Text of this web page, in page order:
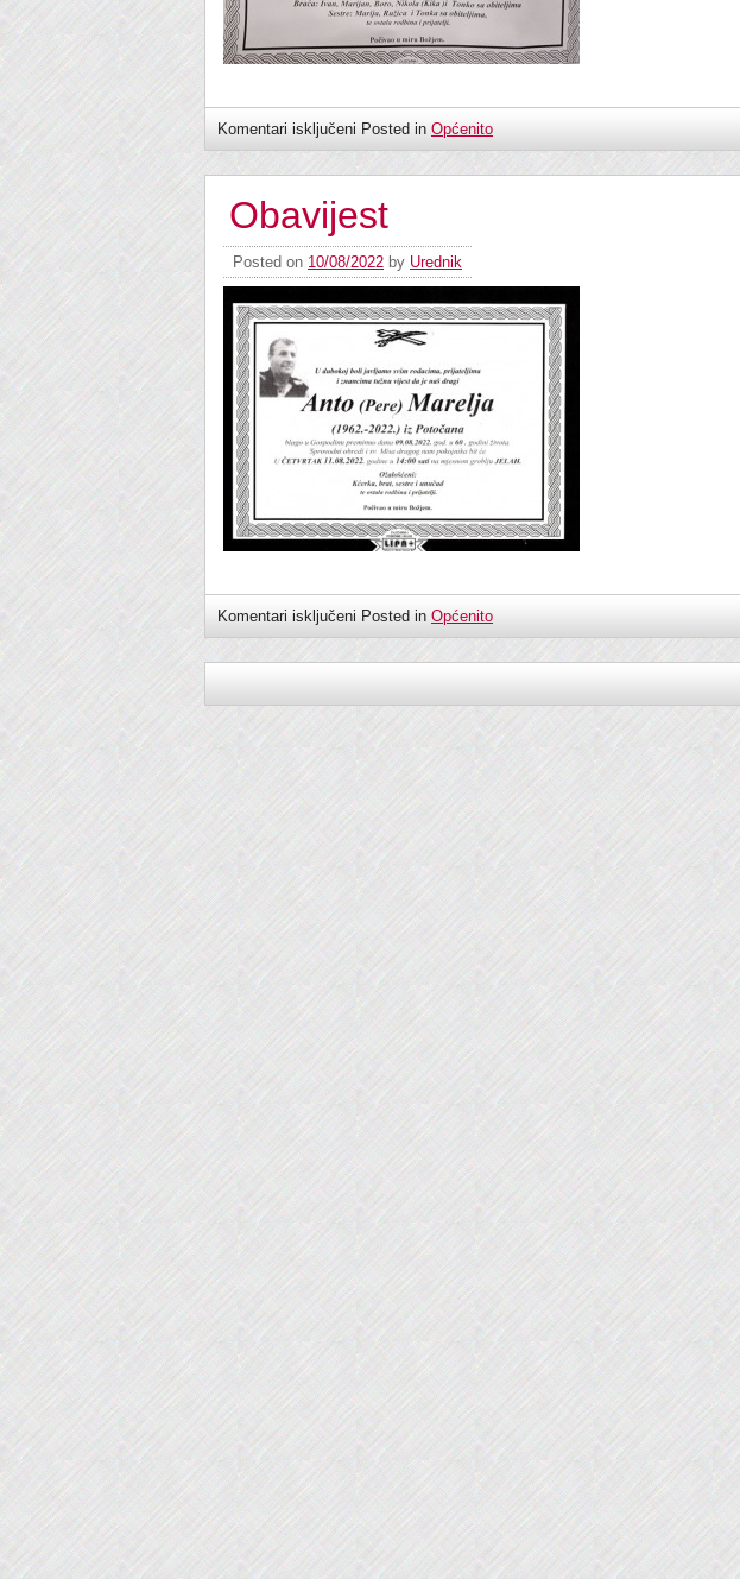
Komentari isključeni Posted in Općenito
Obavijest
Posted on 10/08/2022 by Urednik
Komentari isključeni Posted in Općenito